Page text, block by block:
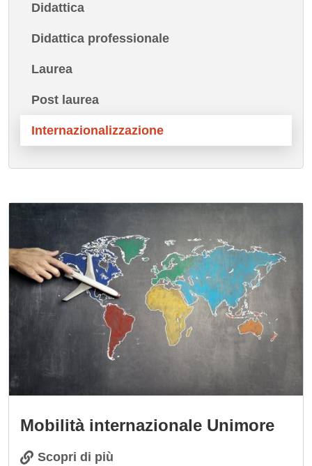
Didattica
Didattica professionale
Laurea
Post laurea
Internazionalizzazione
Immagine
Mobilità internazionale Unimore
Scopri di più